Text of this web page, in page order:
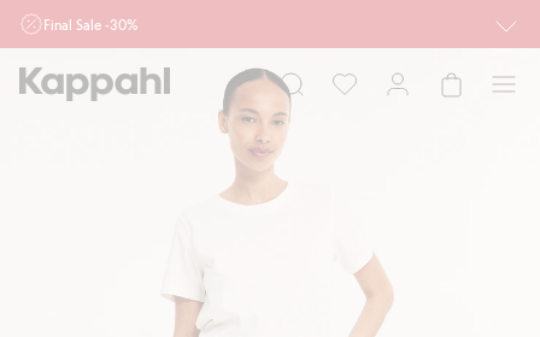
Final Sale -30%
działu outlet do 10.8 w sklepach Kappahl i Newbie oraz na kappahl.com. Ofert
nie łączymy
Dziecko